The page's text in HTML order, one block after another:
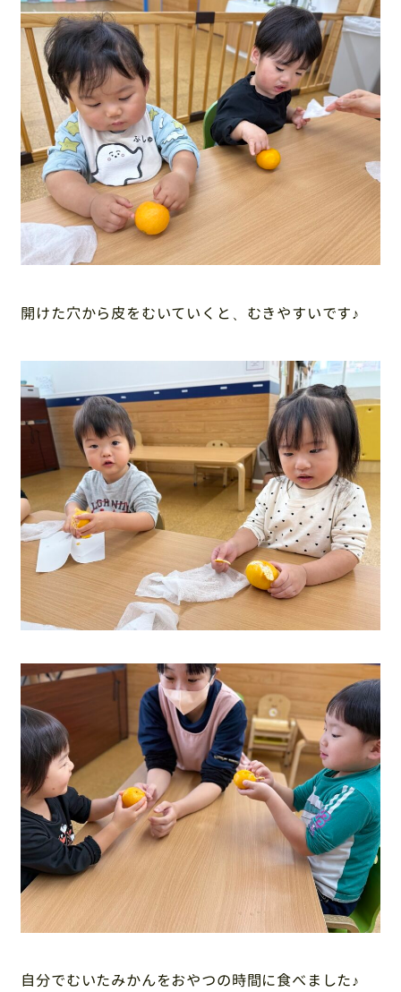
開けた穴から皮をむいていくと、むきやすいです♪
自分でむいたみかんをおやつの時間に食べました♪